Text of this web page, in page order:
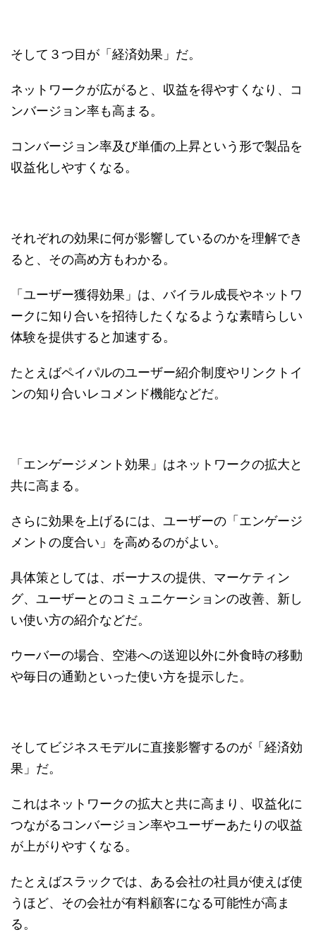
そして３つ目が「経済効果」だ。
ネットワークが広がると、収益を得やすくなり、コ
ンバージョン率も高まる。
コンバージョン率及び単価の上昇という形で製品を
収益化しやすくなる。
それぞれの効果に何が影響しているのかを理解でき
ると、その高め方もわかる。
「ユーザー獲得効果」は、バイラル成長やネットワ
ークに知り合いを招待したくなるような素晴らしい
体験を提供すると加速する。
たとえばペイパルのユーザー紹介制度やリンクトイ
ンの知り合いレコメンド機能などだ。
「エンゲージメント効果」はネットワークの拡大と
共に高まる。
さらに効果を上げるには、ユーザーの「エンゲージ
メントの度合い」を高めるのがよい。
具体策としては、ボーナスの提供、マーケティン
グ、ユーザーとのコミュニケーションの改善、新し
い使い方の紹介などだ。
ウーバーの場合、空港への送迎以外に外食時の移動
や毎日の通勤といった使い方を提示した。
そしてビジネスモデルに直接影響するのが「経済効
果」だ。
これはネットワークの拡大と共に高まり、収益化に
つながるコンバージョン率やユーザーあたりの収益
が上がりやすくなる。
たとえばスラックでは、ある会社の社員が使えば使
うほど、その会社が有料顧客になる可能性が高ま
る。